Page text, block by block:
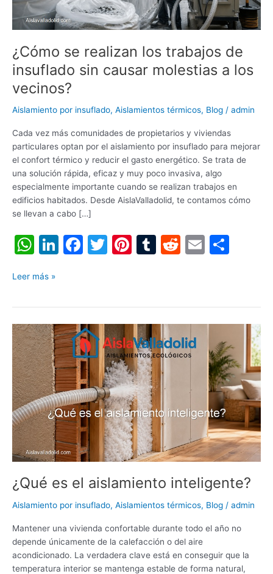
¿Cómo se realizan los trabajos de
insuflado sin causar molestias a los
vecinos?
Aislamiento por insuflado, Aislamientos térmicos, Blog / admin
Cada vez más comunidades de propietarios y viviendas
particulares optan por el aislamiento por insuflado para mejorar
el confort térmico y reducir el gasto energético. Se trata de
una solución rápida, eficaz y muy poco invasiva, algo
especialmente importante cuando se realizan trabajos en
edificios habitados. Desde AislaValladolid, te contamos cómo
se llevan a cabo […]
W
at
s
A
p
p
Li
e
dI
n
F
e
b
o
o
k
T
er
Pi
e
st
T
bl
r
R
di
t
E
l
p
ar
tir
causar
molestias
a
los
vecinos?
Leer más »
¿Qué es el aislamiento inteligente?
Aislamiento por insuflado, Aislamientos térmicos, Blog / admin
Mantener una vivienda confortable durante todo el año no
depende únicamente de la calefacción o del aire
acondicionado. La verdadera clave está en conseguir que la
temperatura interior se mantenga estable de forma natural,
¿Qué
es
el
aislamiento
inteligente?